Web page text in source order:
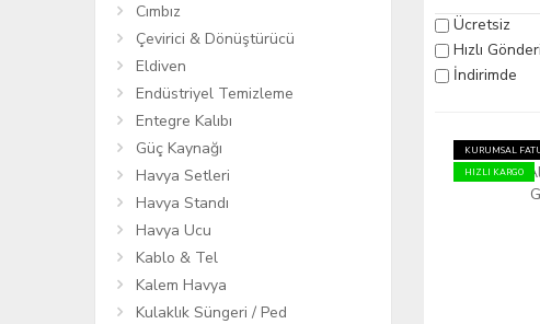
Cımbız
Çevirici & Dönüştürücü
Eldiven
Endüstriyel Temizleme
Entegre Kalıbı
Güç Kaynağı
Havya Setleri
Havya Standı
Havya Ucu
Kablo & Tel
Kalem Havya
Kulaklık Süngeri / Ped
Ücretsiz
Hızlı Gönderi
İndirimde
KURUMSAL
HIZLI KARGO